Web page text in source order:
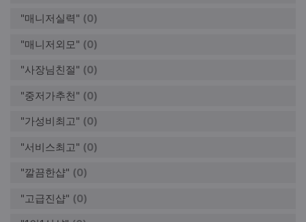
"매니저실력" (0)
"매니저외모" (0)
"사장님친절" (0)
"중저가추천" (0)
"가성비최고" (0)
"서비스최고" (0)
"깔끔한샵" (0)
"고급진샵" (0)